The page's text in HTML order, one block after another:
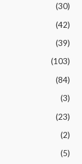
(30)
(42)
(39)
(103)
(84)
(3)
(23)
(2)
(5)